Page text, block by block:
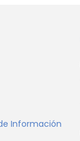
Información